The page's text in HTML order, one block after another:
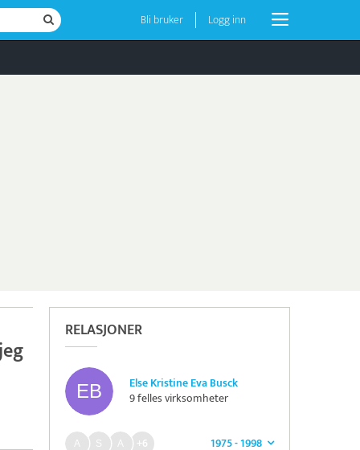
Bli bruker Logg inn
RELASJONER
Else Kristine Eva Busck
9 felles virksomheter
1975 - 1998
+6